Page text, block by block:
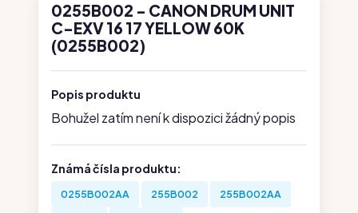
0255B002 - CANON DRUM UNIT
C-EXV 16 17 YELLOW 60K
(0255B002)
Popis produktu
Bohužel zatím není k dispozici žádný popis
Známá čísla produktu:
0255B002AA 255B002 255B002AA